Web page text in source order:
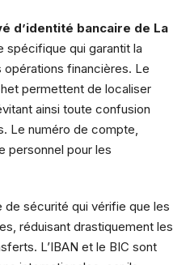
d’identité bancaire de La
spécifique qui garantit la
financières. Le
permettent de localiser
ainsi toute confusion
Le numéro de compte,
personnel pour les
de sécurité qui vérifie que les
réduisant drastiquement les
L’IBAN et le BIC sont